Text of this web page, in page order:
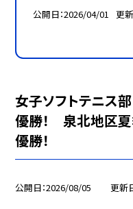
公開日 2026/04/01 更
女子ソフトテニ
優勝！ 泉北地区
優勝！
公開日 2026/08/05 更新